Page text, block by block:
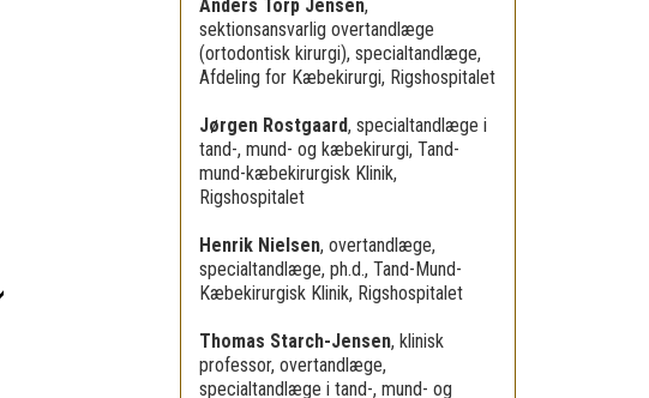
Anders Torp Jensen,
sektionsansvarlig overtandlæge
(ortodontisk kirurgi), specialtandlæge,
Afdeling for Kæbekirurgi, Rigshospitalet
Jørgen Rostgaard, specialtandlæge i
tand-, mund- og kæbekirurgi, Tand-
mund-kæbekirurgisk Klinik,
Rigshospitalet
Henrik Nielsen, overtandlæge,
specialtandlæge, ph.d., Tand-Mund-
Kæbekirurgisk Klinik, Rigshospitalet
Thomas Starch-Jensen, klinisk
professor, overtandlæge,
specialtandlæge i tand-, mund- og